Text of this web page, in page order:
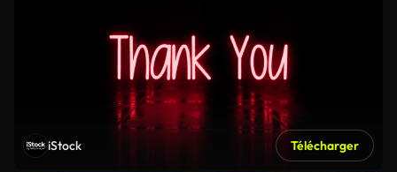
iStock Télécharger